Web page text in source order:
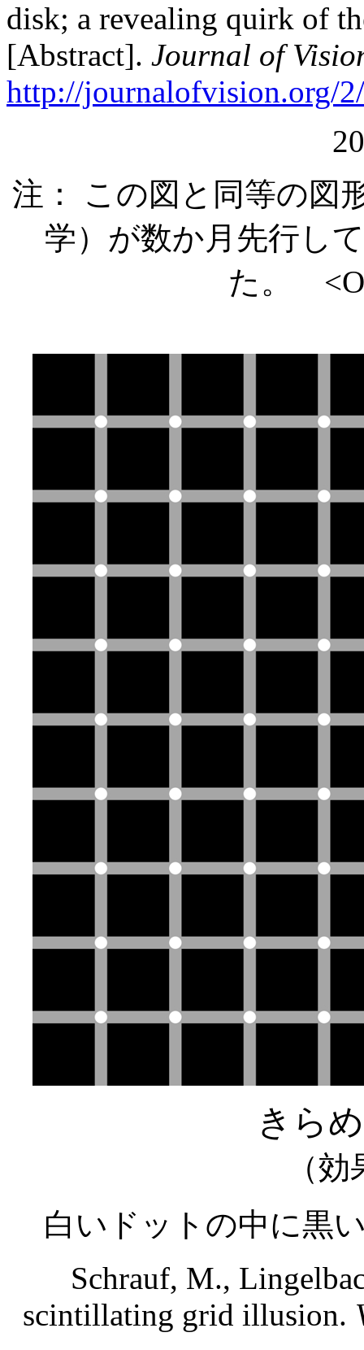
disk; a revealing quirk of
[Abstract]. Journal of
http://journalofvision.org/
注： この図と同等の図
学）が数か月先行し
た。
きら
（
白いドットの中に黒
Schrauf, M.,
scintillating grid illusion.